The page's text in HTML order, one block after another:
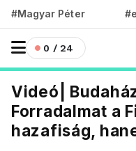
#Magyar Péter
0 / 24
Videó|
Forradalmat a
hazafiság,